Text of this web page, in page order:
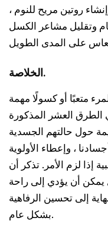
روتين مريح للنوم ،
وتقليل مشاعر الكسل
الخلاصة.
متعبًا أو كسولًا مهمة
العشر المذكورة
حول حالتهم الجسدية
، وإعطاء الأولوية
إذا لزم الأمر. تذكر أن
يمكن أن يؤدي إلى راحة
إلى تحسين الرفاهية
بشكل عام.